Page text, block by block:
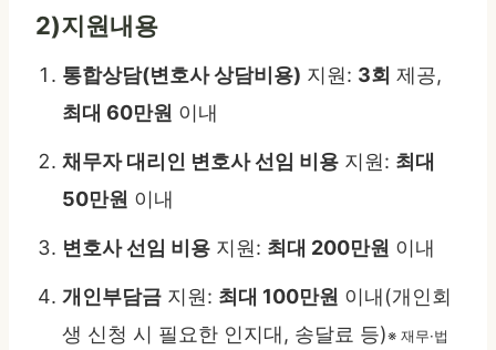
2)지원내용
통합상담(변호사 상담비용) 지원: 3회 제공,
최대 60만원 이내
채무자 대리인 변호사 선임 비용 지원: 최대
50만원 이내
변호사 선임 비용 지원: 최대 200만원 이내
개인부담금 지원: 최대 100만원 이내(개인회
생 신청 시 필요한 인지대, 송달료 등)※ 재무·법